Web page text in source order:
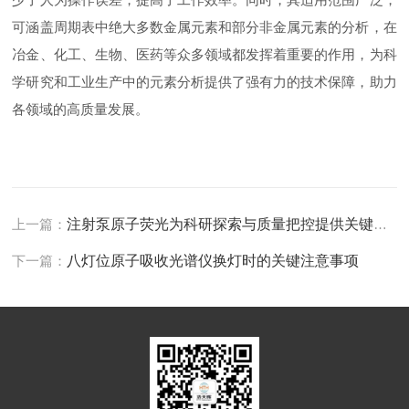
可涵盖周期表中绝大多数金属元素和部分非金属元素的分析，在
冶金、化工、生物、医药等众多领域都发挥着重要的作用，为科
学研究和工业生产中的元素分析提供了强有力的技术保障，助力
各领域的高质量发展。
上一篇：注射泵原子荧光为科研探索与质量把控提供关键支撑
下一篇： 八灯位原子吸收光谱仪换灯时的关键注意事项